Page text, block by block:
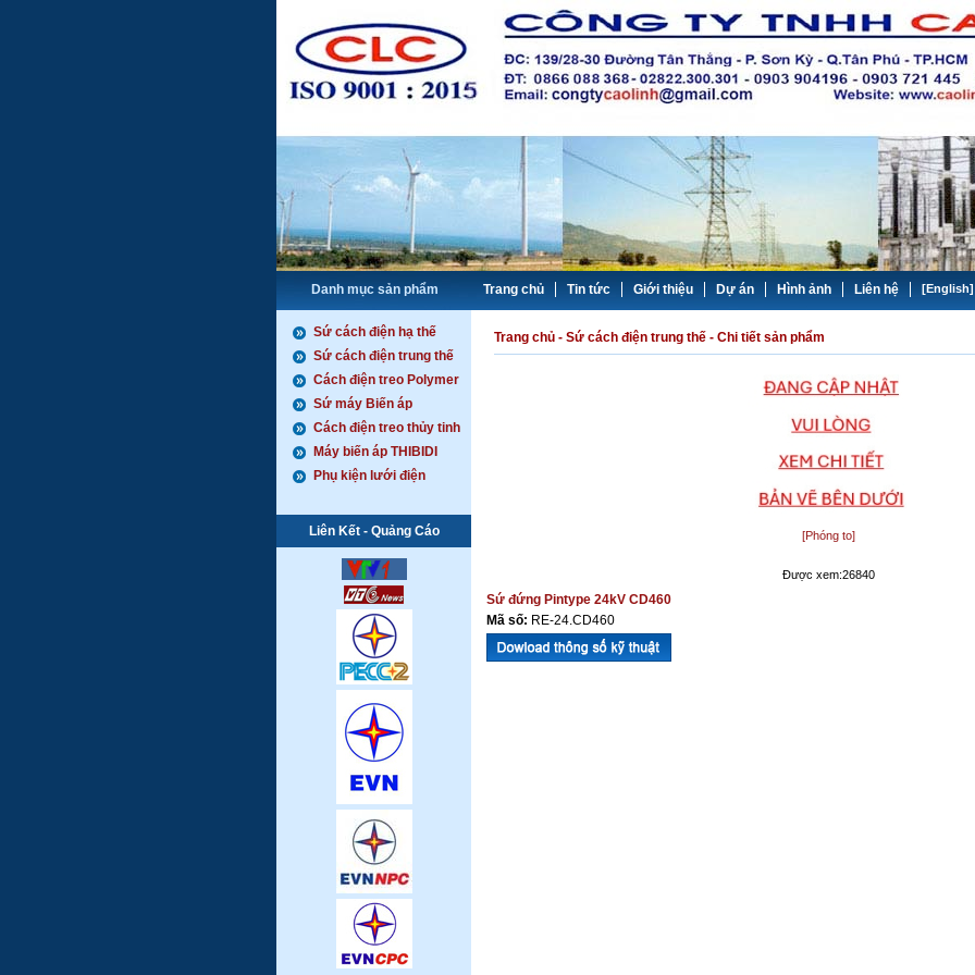
Danh mục sản phẩm Trang chủ Tin tức Giới thiệu Dự án Hình ảnh Liên hệ [English]
Sứ cách điện hạ thế
Sứ cách điện trung thế
Cách điện treo Polymer
Sứ máy Biến áp
Cách điện treo thủy tinh
Máy biến áp THIBIDI
Phụ kiện lưới điện
Liên Kết - Quảng Cáo
Trang chủ- Sứ cách điện trung thế- Chi tiết sản phẩm
[Phóng to]
Được xem:26840
Sứ đứng Pintype 24kV CD460
Mã số: RE-24.CD460